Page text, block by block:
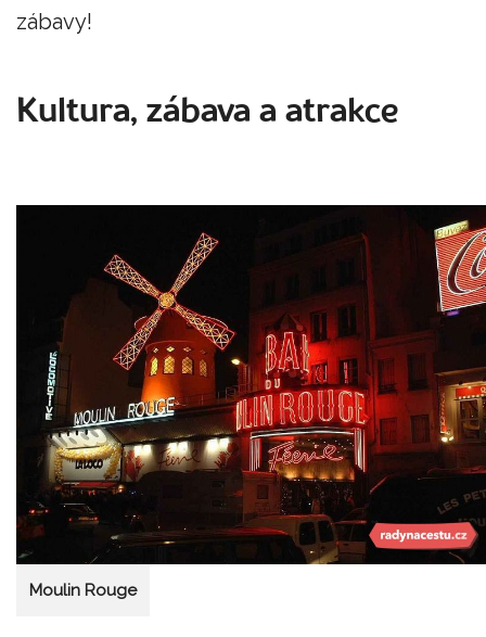
zábavy!
Kultura, zábava a atrakce
Moulin Rouge